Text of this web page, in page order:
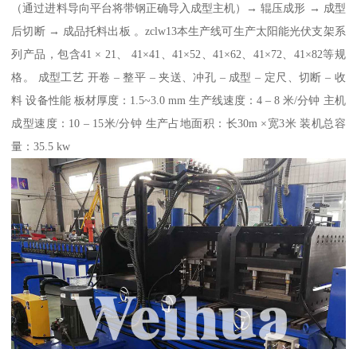
（通过进料导向平台将带钢正确导入成型主机）→ 辊压成形 → 成型
后切断 → 成品托料出板 。zclw13本生产线可生产太阳能光伏支架系
列产品，包含41 × 21、 41×41、41×52、41×62、41×72、41×82等规
格。 成型工艺 开卷 – 整平 – 夹送、冲孔 – 成型 – 定尺、切断 – 收
料 设备性能 板材厚度：1.5~3.0 mm 生产线速度：4 – 8 米/分钟 主机
成型速度：10 – 15米/分钟 生产占地面积：长30m ×宽3米 装机总容
量：35.5 kw